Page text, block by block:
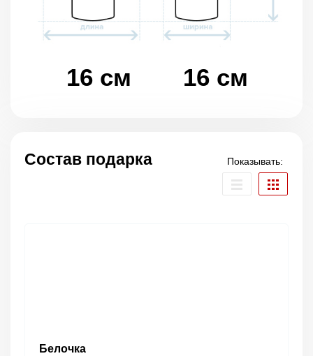
16 см 16 см
Состав подарка Показывать:
Белочка